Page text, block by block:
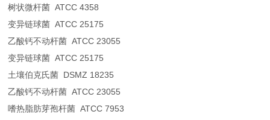
树状微杆菌 ATCC 4358
变异链球菌 ATCC 25175
乙酸钙不动杆菌 ATCC 23055
变异链球菌 ATCC 25175
土壤伯克氏菌 DSMZ 18235
乙酸钙不动杆菌 ATCC 23055
嗜热脂肪芽孢杆菌 ATCC 7953